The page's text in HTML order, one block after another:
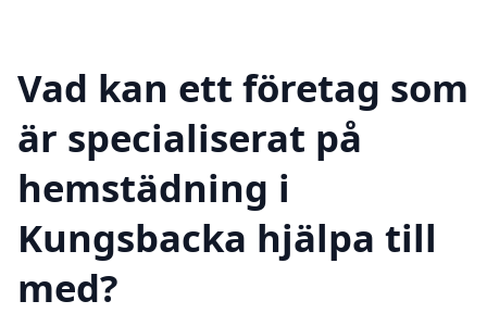
Vad kan ett företag som
är specialiserat på
hemstädning i
Kungsbacka hjälpa till
med?